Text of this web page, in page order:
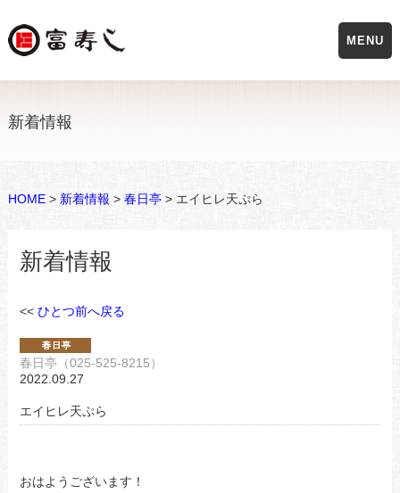
新着情報
HOME> 新着情報 > 春日亭> エイヒレ天ぷら
新着情報
<< ひとつ前へ戻る
春日亭（025-525-8215）
2022.09.27
エイヒレ天ぷら
おはようございます！
MENU